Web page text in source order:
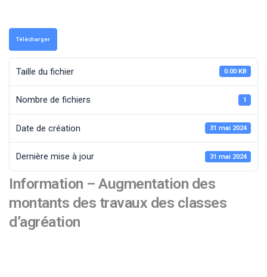
Télécharger
Taille du fichier 0.00 KB
Nombre de fichiers 1
Date de création 31 mai 2024
Dernière mise à jour 31 mai 2024
Information – Augmentation des
montants des travaux des classes
d’agréation